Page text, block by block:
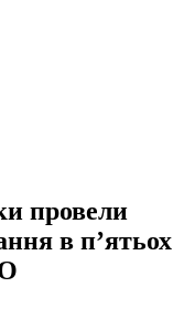
провели
в п’ятьох